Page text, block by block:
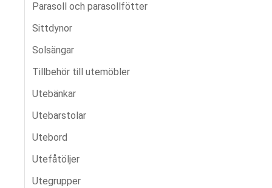
Parasoll och parasollfötter
Sittdynor
Solsängar
Tillbehör till utemöbler
Utebänkar
Utebarstolar
Utebord
Utefåtöljer
Utegrupper